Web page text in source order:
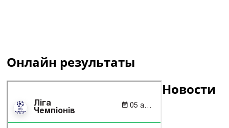
Онлайн результаты
Новости